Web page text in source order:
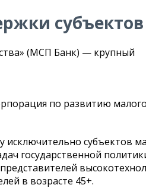
(МСП Банк) — крупный
по развитию
субъектов
государственной
в возрасте 45+.